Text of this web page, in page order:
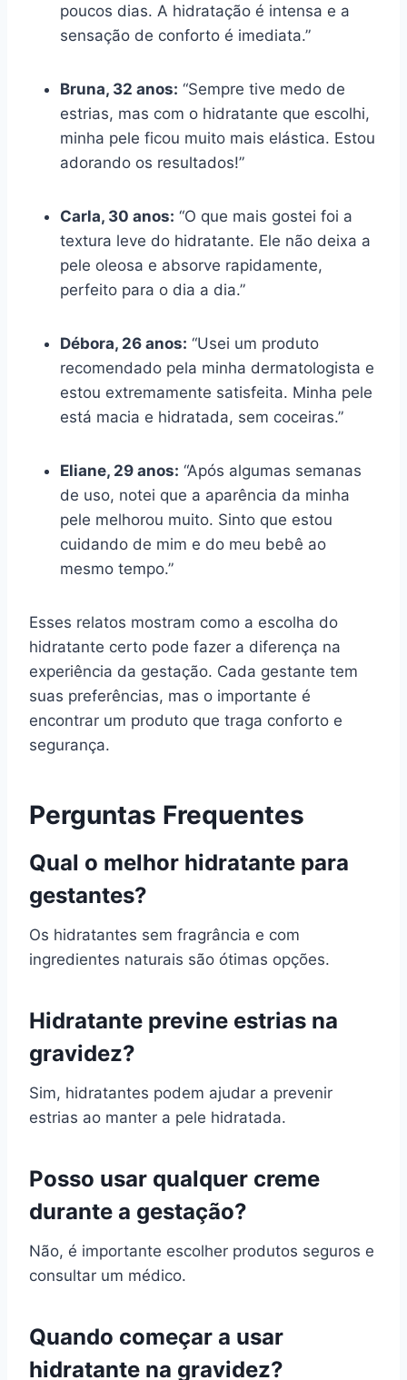
poucos dias. A hidratação é intensa e a
sensação de conforto é imediata.”
Bruna, 32 anos: “Sempre tive medo de
estrias, mas com o hidratante que escolhi,
minha pele ficou muito mais elástica. Estou
adorando os resultados!”
Carla, 30 anos: “O que mais gostei foi a
textura leve do hidratante. Ele não deixa a
pele oleosa e absorve rapidamente,
perfeito para o dia a dia.”
Débora, 26 anos: “Usei um produto
recomendado pela minha dermatologista e
estou extremamente satisfeita. Minha pele
está macia e hidratada, sem coceiras.”
Eliane, 29 anos: “Após algumas semanas
de uso, notei que a aparência da minha
pele melhorou muito. Sinto que estou
cuidando de mim e do meu bebê ao
mesmo tempo.”
Esses relatos mostram como a escolha do
hidratante certo pode fazer a diferença na
experiência da gestação. Cada gestante tem
suas preferências, mas o importante é
encontrar um produto que traga conforto e
segurança.
Perguntas Frequentes
Qual o melhor hidratante para
gestantes?
Os hidratantes sem fragrância e com
ingredientes naturais são ótimas opções.
Hidratante previne estrias na
gravidez?
Sim, hidratantes podem ajudar a prevenir
estrias ao manter a pele hidratada.
Posso usar qualquer creme
durante a gestação?
Não, é importante escolher produtos seguros e
consultar um médico.
Quando começar a usar
hidratante na gravidez?